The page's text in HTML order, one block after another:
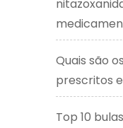
Quais são
prescritos
Top 10